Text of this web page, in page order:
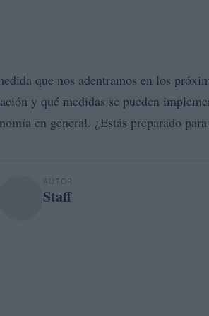
que nos adentramos en los
y qué medidas se pueden
en general. ¿Estás preparado
AUTOR
Staff